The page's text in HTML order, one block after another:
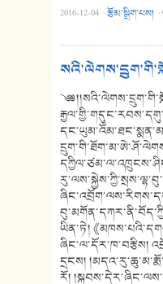
2016-12-04 ·རྩོམ་སྒྲིག་པས། ·
ཡིན་ཏེ། 《
ཞིང་ལ་དོར་ཁ་བརྩིས།
དྲངས།
རོ།